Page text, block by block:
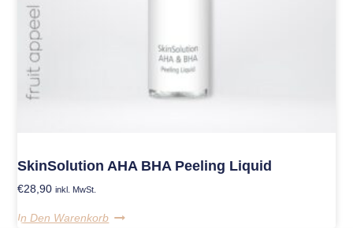
SkinSolution AHA BHA Peeling Liquid
€28,90 inkl. MwSt.
In Den Warenkorb